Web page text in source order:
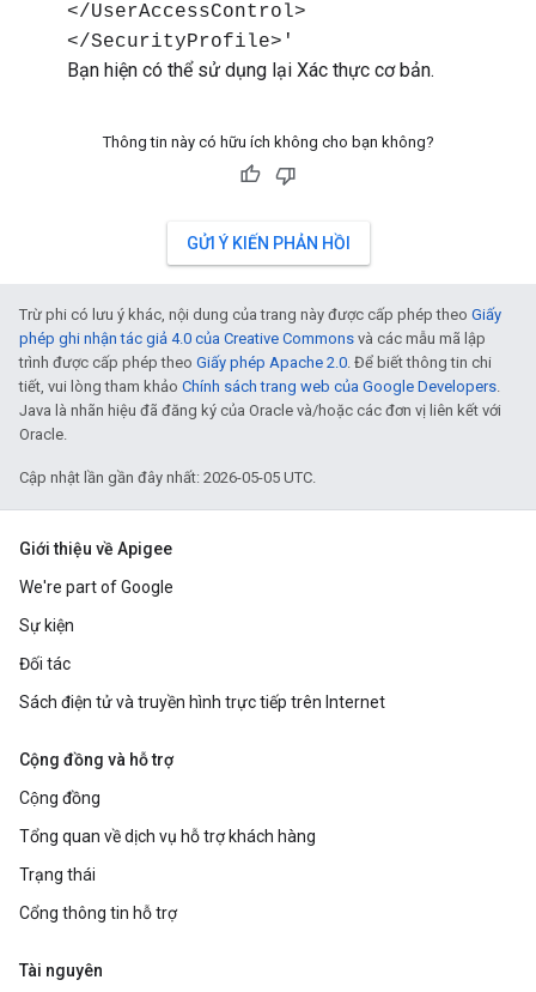
</UserAccessControl>
</SecurityProfile>'
Bạn hiện có thể sử dụng lại Xác thực cơ bản.
Thông tin này có hữu ích không cho bạn không?
GỬI Ý KIẾN PHẢN HỒI
Trừ phi có lưu ý khác, nội dung của trang này được cấp phép theo Giấy
phép ghi nhận tác giả 4.0 của Creative Commons và các mẫu mã lập
trình được cấp phép theo Giấy phép Apache 2.0. Để biết thông tin chi
tiết, vui lòng tham khảo Chính sách trang web của Google Developers.
Java là nhãn hiệu đã đăng ký của Oracle và/hoặc các đơn vị liên kết với
Oracle.
Cập nhật lần gần đây nhất: 2026-05-05 UTC.
Giới thiệu về Apigee
We're part of Google
Sự kiện
Đối tác
Sách điện tử và truyền hình trực tiếp trên Internet
Cộng đồng và hỗ trợ
Cộng đồng
Tổng quan về dịch vụ hỗ trợ khách hàng
Trạng thái
Cổng thông tin hỗ trợ
Tài nguyên